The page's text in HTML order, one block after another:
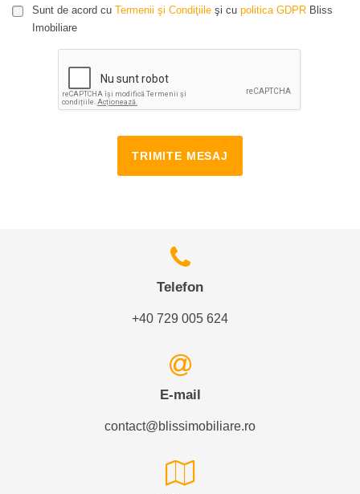
Sunt de acord cu Termenii şi Condiţiile şi cu politica GDPR Bliss
Imobiliare
TRIMITE MESAJ
Telefon
+40 729 005 624
E-mail
contact@blissimobiliare.ro